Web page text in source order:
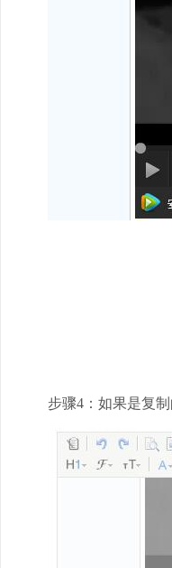
步骤4：如果是复